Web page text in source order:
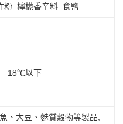
粉. 檸檬香辛料. 食鹽
18℃以下
、大豆、麩質穀物等製品,